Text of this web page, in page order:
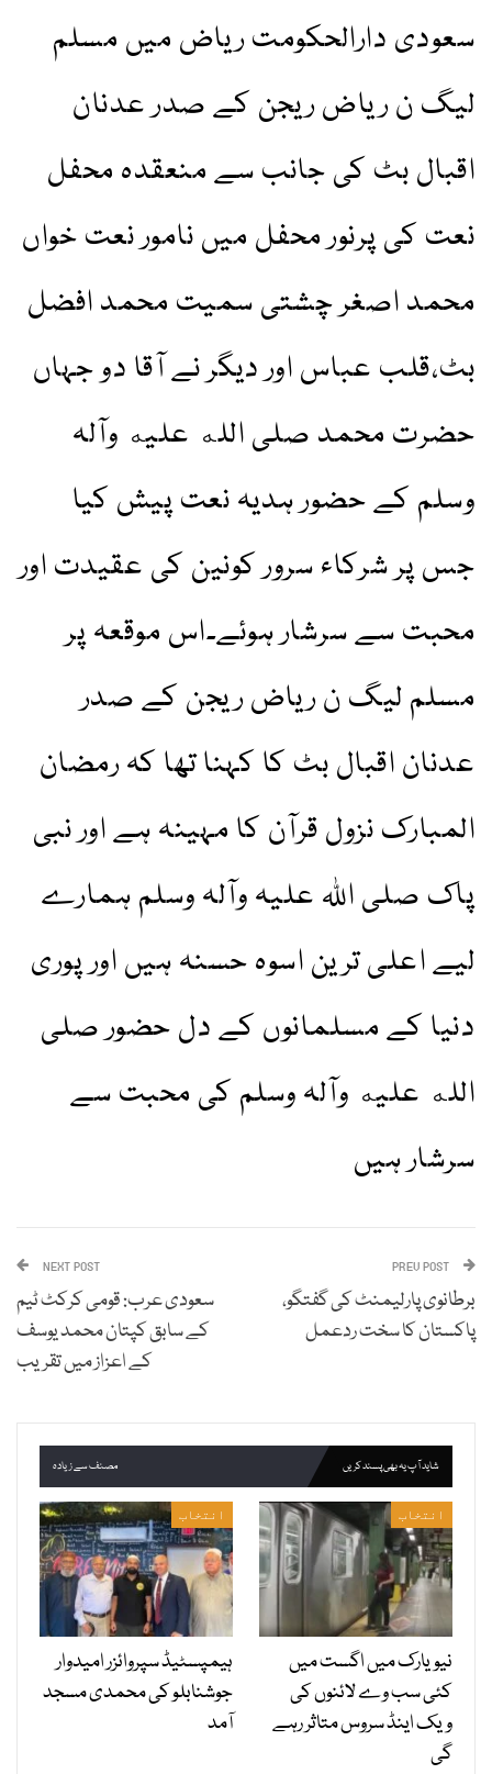
سعودی دارالحکومت ریاض میں مسلم
لیگ ن ریاض ریجن کے صدر عدنان
اقبال بٹ کی جانب سے منعقدہ محفل
نعت کی پرنور محفل میں نامور نعت خواں
محمد اصغر چشتی سمیت محمد افضل
بٹ،قلب عباس اور دیگر نے آقا دو جہاں
حضرت محمد صلی الله عليه وآلہ
وسلم کے حضور ہدیہ نعت پیش کیا
جس پر شرکاء سرور کونین کی عقیدت اور
محبت سے سرشار ہوئے۔اس موقعہ پر
مسلم لیگ ن ریاض ریجن کے صدر
عدنان اقبال بٹ کا کہنا تھا کہ رمضان
المبارک نزول قرآن کا مہینہ ہے اور نبی
پاک صلی اللہ علیہ وآلہ وسلم ہمارے
لیے اعلی ترین اسوہ حسنہ ہیں اور پوری
دنیا کے مسلمانوں کے دل حضور صلی
الله عليه وآلہ وسلم کی محبت سے
سرشار ہیں
برطانوی پارلیمنٹ کی گفتگو،
پاکستان کا سخت ردعمل
NEXT POST
سعودی عرب: قومی کرکٹ ٹیم
کے سابق کپتان محمد یوسف
کے اعزاز میں تقریب
شاید آپ یہ بھی پسند کریں مصنف سے زیادہ
انتخاب
نیویارک میں اگست میں
کئی سب وے لائنوں کی
ویک اینڈ سروس متاثر رہے
گی
انتخاب
ہیمپسٹیڈ سپروائزر امیدوار
جوشنابلو کی محمدی مسجد
آمد